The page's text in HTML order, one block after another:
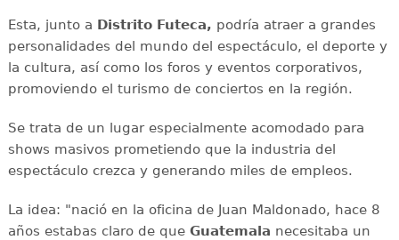
Esta, junto a Distrito Futeca, podría atraer a grandes
personalidades del mundo del espectáculo, el deporte y
la cultura, así como los foros y eventos corporativos,
promoviendo el turismo de conciertos en la región.
Se trata de un lugar especialmente acomodado para
shows masivos prometiendo que la industria del
espectáculo crezca y generando miles de empleos.
La idea: "nació en la oficina de Juan Maldonado, hace 8
años estabas claro de que Guatemala necesitaba un